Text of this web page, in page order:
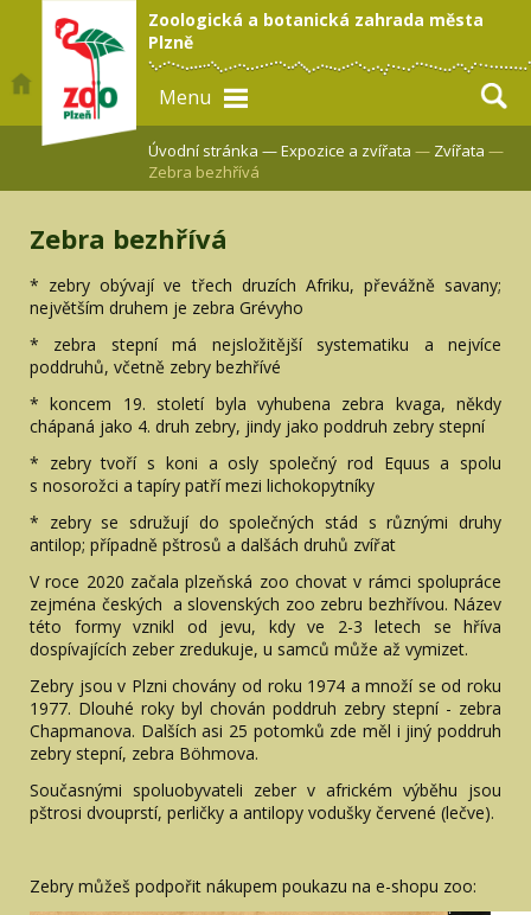
Zoologická a botanická zahrada města
Plzně
Menu
Úvodní stránka —Expozice a zvířata — Zvířata —
Zebra bezhřívá
Zebra bezhřívá
* zebry obývají ve třech druzích Afriku, převážně savany;
největším druhem je zebra Grévyho
* zebra stepní má nejsložitější systematiku a nejvíce
poddruhů, včetně zebry bezhřívé
* koncem 19. století byla vyhubena zebra kvaga, někdy
chápaná jako 4. druh zebry, jindy jako poddruh zebry stepní
* zebry tvoří s koni a osly společný rod Equus a spolu
s nosorožci a tapíry patří mezi lichokopytníky
* zebry se sdružují do společných stád s různými druhy
antilop; případně pštrosů a dalšách druhů zvířat
V roce 2020 začala plzeňská zoo chovat v rámci spolupráce
zejména českých a slovenských zoo zebru bezhřívou. Název
této formy vznikl od jevu, kdy ve 2-3 letech se hříva
dospívajících zeber zredukuje, u samců může až vymizet.
Zebry jsou v Plzni chovány od roku 1974 a množí se od roku
1977. Dlouhé roky byl chován poddruh zebry stepní - zebra
Chapmanova. Dalších asi 25 potomků zde měl i jiný poddruh
zebry stepní, zebra Böhmova.
Současnými spoluobyvateli zeber v africkém výběhu jsou
pštrosi dvouprstí, perličky a antilopy vodušky červené (lečve).
Zebry můžeš podpořit nákupem poukazu na e-shopu zoo: